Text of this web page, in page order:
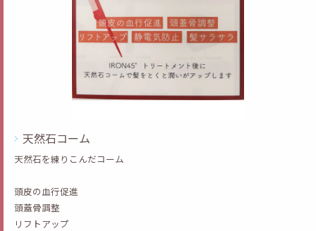
天然石コーム
天然石を練りこんだコーム
頭皮の血行促進
頭蓋骨調整
リフトアップ